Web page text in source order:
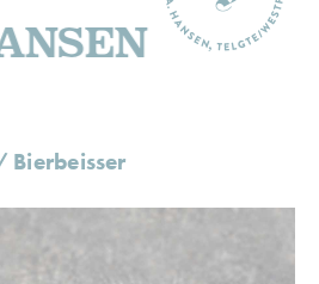
Bierbeisser